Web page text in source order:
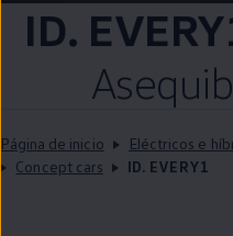
ID.
Página de inicio Eléctricos e
Concept cars
ID. EVERY1